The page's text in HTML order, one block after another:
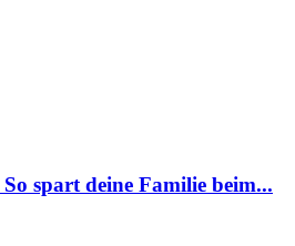
spart deine Familie beim...